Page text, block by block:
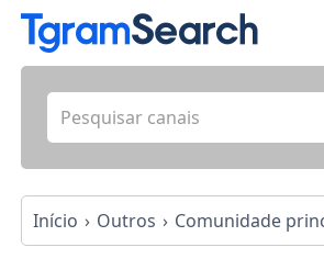
Início Outros Comunidade